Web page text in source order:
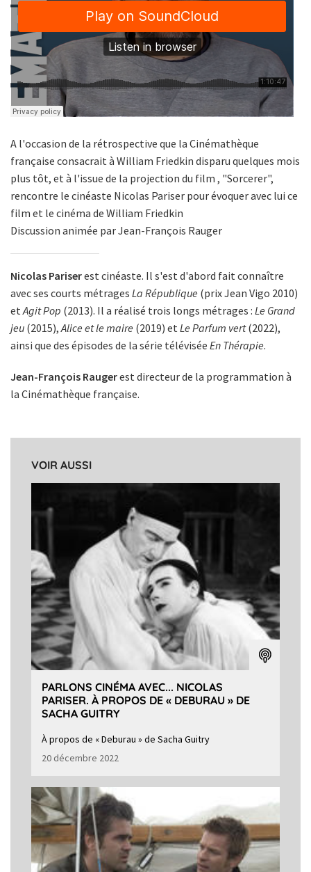
A l'occasion de la rétrospective que la Cinémathèque
française consacrait à William Friedkin disparu quelques mois
plus tôt, et à l'issue de la projection du film , "Sorcerer",
rencontre le cinéaste Nicolas Pariser pour évoquer avec lui ce
film et le cinéma de William Friedkin
Discussion animée par Jean-François Rauger
Nicolas Pariserest cinéaste. Il s'est d'abord fait connaître
avec ses courts métrages La République (prix Jean Vigo 2010)
etAgit Pop (2013). Il a réalisé trois longs métrages : Le Grand
jeu (2015),Alice et le maire (2019) etLe Parfum vert(2022),
ainsi que des épisodes de la série télévisée En Thérapie.
Jean-François Raugerest directeur de la programmation à
la Cinémathèque française.
VOIR AUSSI
PARLONS CINÉMA AVEC... NICOLAS
PARISER. À PROPOS DE « DEBURAU » DE
SACHA GUITRY
À propos de « Deburau » de Sacha Guitry
20 décembre 2022